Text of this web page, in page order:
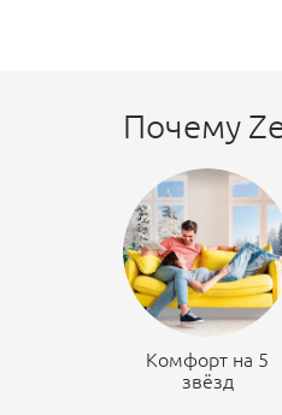
Почему
Комфорт на 5
звёзд